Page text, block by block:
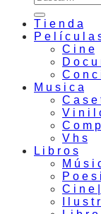
T i e n d a
P e l í c u l a
C i n e
D o c u
C o n c
M u s i c a
C a s e
V i n i l
C o m
V h s
L i b r o s
M ú s i
P o e s
C i n e
I l u s